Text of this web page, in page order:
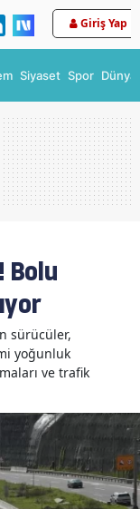
Giriş Yap
Siyaset Spor Dünya
Bolu
sürücüler,
yoğunluk
ve trafik